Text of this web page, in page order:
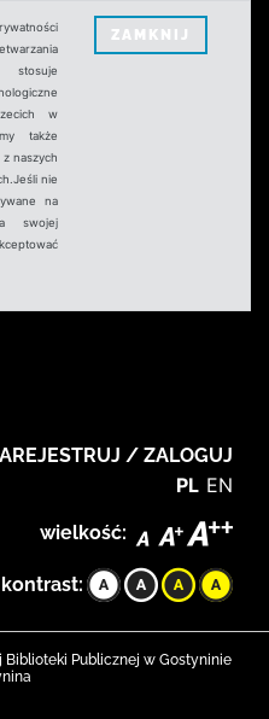
stosuje
w
także
naszych
nie
na
swojej
ZAMKNIJ
/ ZALOGUJ
PL EN
wielkość:
kontrast:
Biblioteki Publicznej w Gostyninie